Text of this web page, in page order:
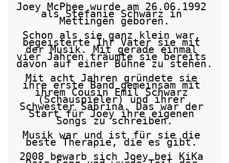
Joey McPhee wurde am 26.06.1992
als Stefanie Schwarz in
Mettingen geboren.
Schon als sie ganz klein war,
begeisterte Ihr Vater sie mit
der Musik. Mit gerade einmal
vier Jahren träumte sie bereits
davon auf einer Bühne zu stehen.
Mit acht Jahren gründete sie
ihre erste Band gemeinsam mit
ihrem Cousin Emil Schwarz
(Schauspieler) und ihrer
Schwester Sabrina. Das war der
Start für Joey ihre eigenen
Songs zu schreiben.
Musik war und ist für sie die
beste Therapie, die es gibt.
2008 bewarb sich Joey bei KiKa